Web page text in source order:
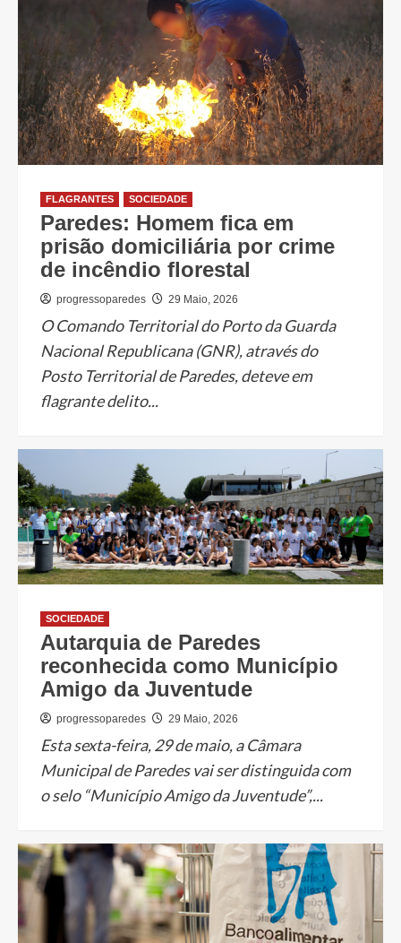
FLAGRANTES SOCIEDADE
Paredes: Homem fica em
prisão domiciliária por crime
de incêndio florestal
progressoparedes 29 Maio, 2026
O Comando Territorial do Porto da Guarda
Nacional Republicana (GNR), através do
Posto Territorial de Paredes, deteve em
flagrante delito...
SOCIEDADE
Autarquia de Paredes
reconhecida como Município
Amigo da Juventude
progressoparedes 29 Maio, 2026
Esta sexta-feira, 29 de maio, a Câmara
Municipal de Paredes vai ser distinguida com
o selo “Município Amigo da Juventude”,...